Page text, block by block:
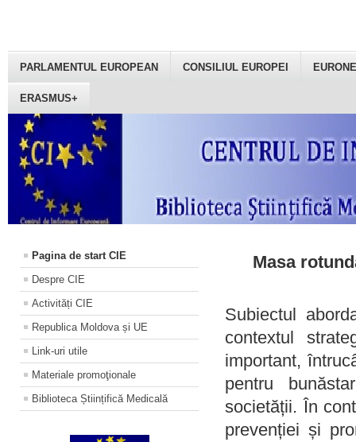
PARLAMENTUL EUROPEAN CONSILIUL EUROPEI
ERASMUS+
Pagina de start CIE
Despre CIE
Activități CIE
Republica Moldova și UE
Link-uri utile
Materiale promoţionale
Biblioteca Științifică Medicală
Masa
Subiectul
contextul
important,
pentru
societății. În
prevenției și